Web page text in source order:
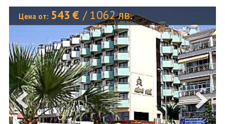
ОЩЕ
ЗА НАС
КОНТАКТИ
ФИРМЕНИ ДОКУМЕНТИ
0700 144 34 Запитване
ПОСЛЕДВАЙТЕ НИ
Цена от: 543 € / 1062лв.